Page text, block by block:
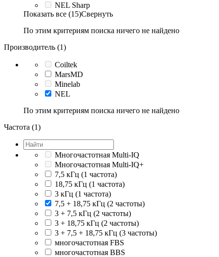
NEL Sharp
Показать все (15)Свернуть
По этим критериям поиска ничего не найдено
Производитель (1)
Coiltek
MarsMD
Minelab
NEL
По этим критериям поиска ничего не найдено
Частота (1)
Многочастотная Multi-IQ
Многочастотная Multi-IQ+
7,5 кГц (1 частота)
18,75 кГц (1 частота)
3 кГц (1 частота)
7,5 + 18,75 кГц (2 частоты)
3 + 7,5 кГц (2 частоты)
3 + 18,75 кГц (2 частоты)
3 + 7,5 + 18,75 кГц (3 частоты)
многочастотная FBS
многочастотная BBS